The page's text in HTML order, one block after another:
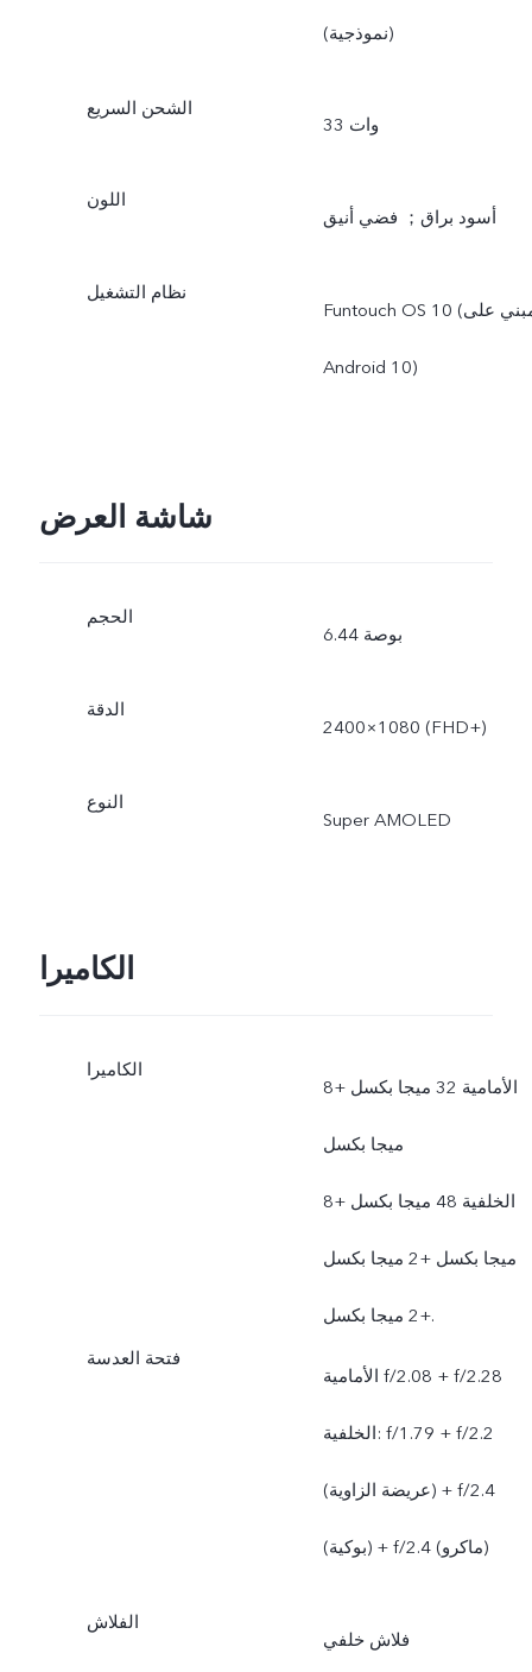
(نموذجية)
الشحن السريع
33 وات
اللون
أسود براق； فضي أنيق
نظام التشغيل
Funtouch OS 10 (مبني على
Android 10)
شاشة العرض
الحجم
6.44 بوصة
الدقة
2400×1080 (FHD+)
النوع
Super AMOLED
الكاميرا
الكاميرا
الأمامية 32 ميجا بكسل +8
ميجا بكسل
الخلفية 48 ميجا بكسل +8
ميجا بكسل +2 ميجا بكسل
+2 ميجا بكسل.
فتحة العدسة
الأمامية f/2.08 + f/2.28
الخلفية: f/1.79 + f/2.2
(عريضة الزاوية) + f/2.4
(بوكية) + f/2.4 (ماكرو)
الفلاش
فلاش خلفي